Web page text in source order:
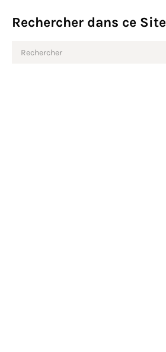
Rechercher dans ce Site